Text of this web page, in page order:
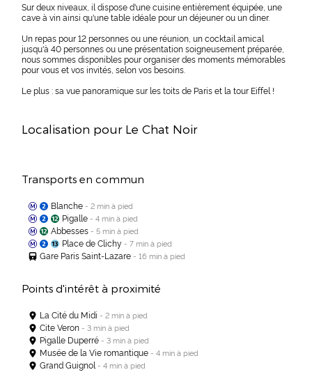
Sur deux niveaux, il dispose d'une cuisine entièrement équipée, une
cave à vin ainsi qu'une table idéale pour un déjeuner ou un diner.
Un repas pour 12 personnes ou une réunion, un cocktail amical
jusqu'à 40 personnes ou une présentation soigneusement préparée,
nous sommes disponibles pour organiser des moments mémorables
pour vous et vos invités, selon vos besoins.
Le plus : sa vue panoramique sur les toits de Paris et la tour Eiffel !
Localisation pour Le Chat Noir
Transports en commun
Blanche - 2 min à pied
Pigalle - 4 min à pied
Abbesses - 5 min à pied
Place de Clichy - 7 min à pied
Gare Paris Saint-Lazare - 16 min à pied
Points d'intérêt à proximité
La Cité du Midi - 2 min à pied
Cite Veron - 3 min à pied
Pigalle Duperré - 3 min à pied
Musée de la Vie romantique - 4 min à pied
Grand Guignol - 4 min à pied